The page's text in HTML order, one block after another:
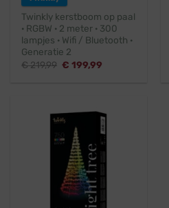
Twinkly kerstboom op paal
· RGBW · 2 meter · 300
lampjes · Wifi / Bluetooth ·
Generatie 2
€219,99 Oorspronkelijke
€ 199,99